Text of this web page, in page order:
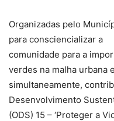
Organizadas pelo
para consciencializar a
comunidade para a
verdes na malha urbana e
simultaneamente,
Desenvolvimento
(ODS) 15 – ‘Proteger a